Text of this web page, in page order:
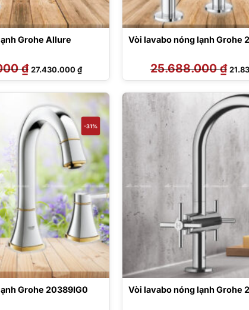
Grohe Allure
₫ Giá
gốc
là:
27.430.000₫Giá
hiện
tại
27.430.000 ₫.
Vòi lavabo nóng lạnh Grohe
25.688.000₫ Giá
gốc
là:
-31%
Grohe 20389IG0 Vòi lavabo nóng lạnh Grohe